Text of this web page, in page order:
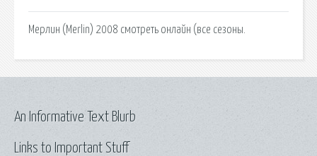
Мерлин (Merlin) 2008 смотреть онлайн (все сезоны.
Links to Important Stuff
An Informative Text Blurb